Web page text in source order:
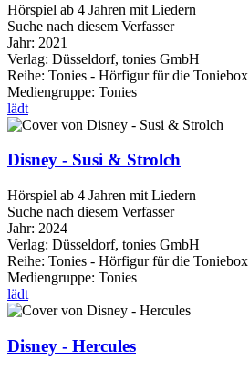
Hörspiel ab 4 Jahren mit Liedern
Suche nach diesem Verfasser
Jahr: 2021
Verlag: Düsseldorf, tonies GmbH
Reihe: Tonies - Hörfigur für die Toniebox
Mediengruppe: Tonies
lädt
Disney - Susi & Strolch
Hörspiel ab 4 Jahren mit Liedern
Suche nach diesem Verfasser
Jahr: 2024
Verlag: Düsseldorf, tonies GmbH
Reihe: Tonies - Hörfigur für die Toniebox
Mediengruppe: Tonies
lädt
Disney - Hercules